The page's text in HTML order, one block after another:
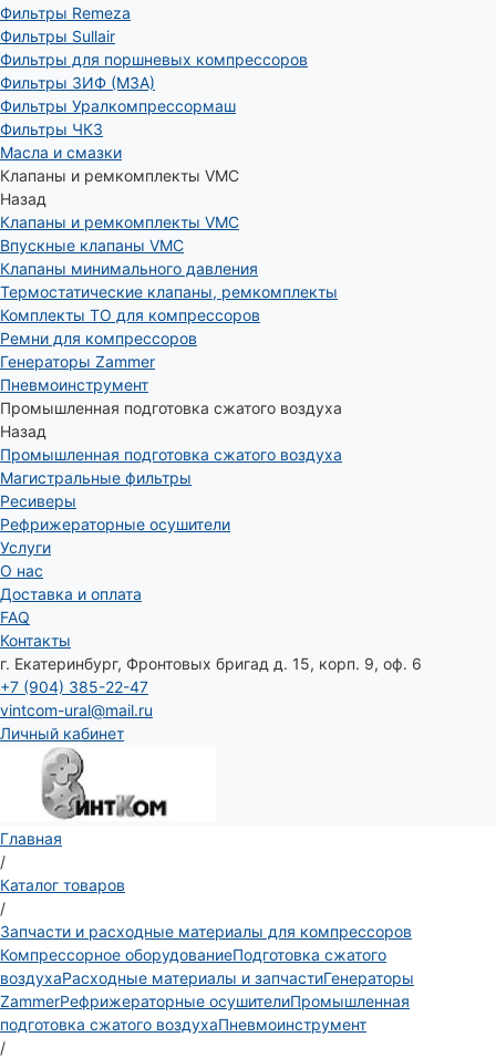
Фильтры Remeza
Фильтры Sullair
Фильтры для поршневых компрессоров
Фильтры ЗИФ (МЗА)
Фильтры Уралкомпрессормаш
Фильтры ЧКЗ
Масла и смазки
Клапаны и ремкомплекты VMC
Назад
Клапаны и ремкомплекты VMC
Впускные клапаны VMC
Клапаны минимального давления
Термостатические клапаны, ремкомплекты
Комплекты ТО для компрессоров
Ремни для компрессоров
Генераторы Zammer
Пневмоинструмент
Промышленная подготовка сжатого воздуха
Назад
Промышленная подготовка сжатого воздуха
Магистральные фильтры
Ресиверы
Рефрижераторные осушители
Услуги
О нас
Доставка и оплата
FAQ
Контакты
г. Екатеринбург, Фронтовых бригад д. 15, корп. 9, оф. 6
+7 (904) 385-22-47
vintcom-ural@mail.ru
Личный кабинет
Главная
/
Каталог товаров
/
Запчасти и расходные материалы для компрессоров
Компрессорное оборудованиеПодготовка сжатого
воздухаРасходные материалы и запчастиГенераторы
ZammerРефрижераторные осушителиПромышленная
подготовка сжатого воздухаПневмоинструмент
/